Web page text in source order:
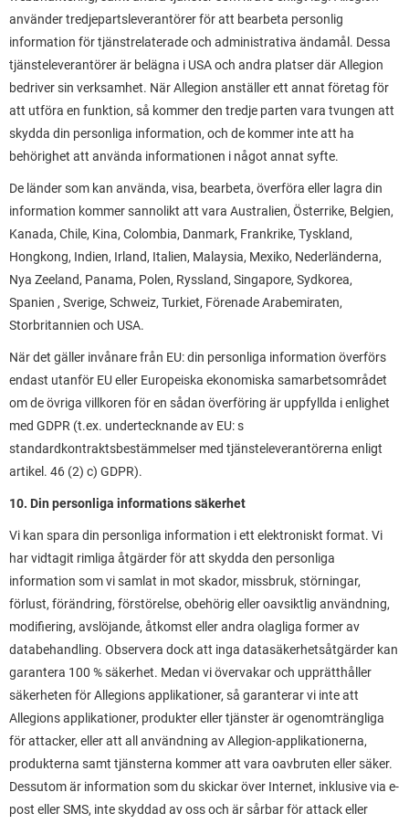
använder tredjepartsleverantörer för att bearbeta personlig
information för tjänstrelaterade och administrativa ändamål. Dessa
tjänsteleverantörer är belägna i USA och andra platser där Allegion
bedriver sin verksamhet. När Allegion anställer ett annat företag för
att utföra en funktion, så kommer den tredje parten vara tvungen att
skydda din personliga information, och de kommer inte att ha
behörighet att använda informationen i något annat syfte.
De länder som kan använda, visa, bearbeta, överföra eller lagra din
information kommer sannolikt att vara Australien, Österrike, Belgien,
Kanada, Chile, Kina, Colombia, Danmark, Frankrike, Tyskland,
Hongkong, Indien, Irland, Italien, Malaysia, Mexiko, Nederländerna,
Nya Zeeland, Panama, Polen, Ryssland, Singapore, Sydkorea,
Spanien , Sverige, Schweiz, Turkiet, Förenade Arabemiraten,
Storbritannien och USA.
När det gäller invånare från EU: din personliga information överförs
endast utanför EU eller Europeiska ekonomiska samarbetsområdet
om de övriga villkoren för en sådan överföring är uppfyllda i enlighet
med GDPR (t.ex. undertecknande av EU: s
standardkontraktsbestämmelser med tjänsteleverantörerna enligt
artikel. 46 (2) c) GDPR).
10. Din personliga informations säkerhet
Vi kan spara din personliga information i ett elektroniskt format. Vi
har vidtagit rimliga åtgärder för att skydda den personliga
information som vi samlat in mot skador, missbruk, störningar,
förlust, förändring, förstörelse, obehörig eller oavsiktlig användning,
modifiering, avslöjande, åtkomst eller andra olagliga former av
databehandling. Observera dock att inga datasäkerhetsåtgärder kan
garantera 100 % säkerhet. Medan vi övervakar och upprätthåller
säkerheten för Allegions applikationer, så garanterar vi inte att
Allegions applikationer, produkter eller tjänster är ogenomträngliga
för attacker, eller att all användning av Allegion-applikationerna,
produkterna samt tjänsterna kommer att vara oavbruten eller säker.
Dessutom är information som du skickar över Internet, inklusive via e-
post eller SMS, inte skyddad av oss och är sårbar för attack eller